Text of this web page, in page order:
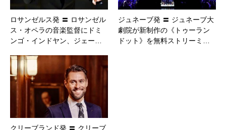
ロサンゼルス発 〓 ロサンゼル
ス・オペラの音楽監督にドミ
ンゴ・インドヤン、ジェー…
ジュネーブ発 〓 ジュネーブ大
劇院が新制作の《トゥーラン
ドット》を無料ストリーミ…
クリーブランド発 〓 クリーブ